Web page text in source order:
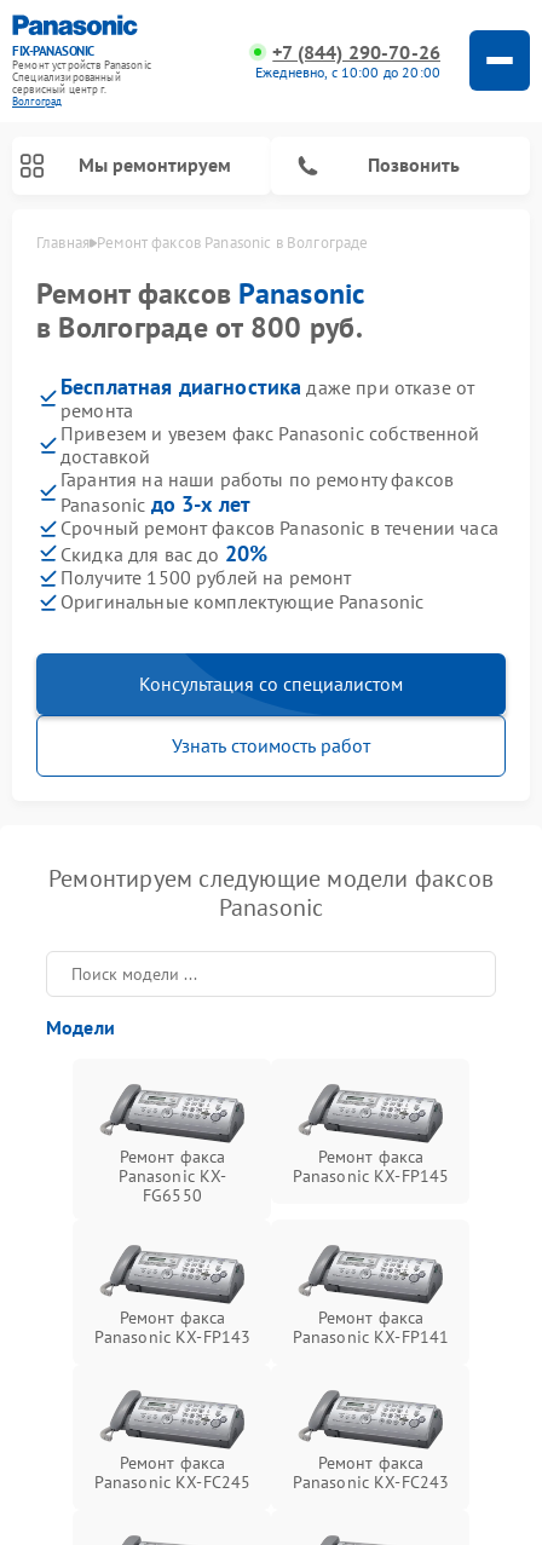
FIX-PANASONIC
Ремонт устройств Panasonic
Специализированный
cервисный центр г.
Волгоград
+7 (844) 290-70-26
Ежедневно, с 10:00 до 20:00
Мы ремонтируем Позвонить
Главная Ремонт факсов Panasonic в Волгограде
Ремонт факсов Panasonic
в Волгограде от 800 руб.
Бесплатная диагностика даже при отказе от
ремонта
Привезем и увезем факс Panasonic собственной
доставкой
Гарантия на наши работы по ремонту факсов
Panasonic до 3-х лет
Срочный ремонт факсов Panasonic в течении часа
Скидка для вас до 20%
Получите 1500 рублей на ремонт
Оригинальные комплектующие Panasonic
Консультация со специалистом
Узнать стоимость работ
Ремонтируем следующие модели факсов
Panasonic
Модели
Ремонт факса
Panasonic KX-
FG6550
Ремонт факса
Panasonic KX-FP145
Ремонт факса
Panasonic KX-FP143
Ремонт факса
Panasonic KX-FP141
Ремонт факса
Panasonic KX-FC245
Ремонт факса
Panasonic KX-FC243